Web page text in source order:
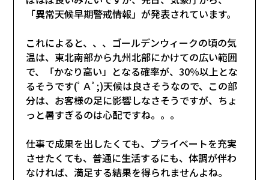
「異常天候早期警戒情報」が発表されています。
これによると、、、ゴールデンウィークの頃の気
温は、東北南部から九州北部にかけての広い範囲
で、「かなり高い」となる確率が、30％以上とな
るそうです(ﾟＡﾟ;)天候は良さそうなので、この部
分は、お客様の足に影響しなさそうですが、ちょ
っと暑すぎるのは心配ですね。。。
仕事で成果を出したくても、プライベートを充実
させたくても、普通に生活するにも、体調が伴わ
なければ、満足する結果を得られませんよね。